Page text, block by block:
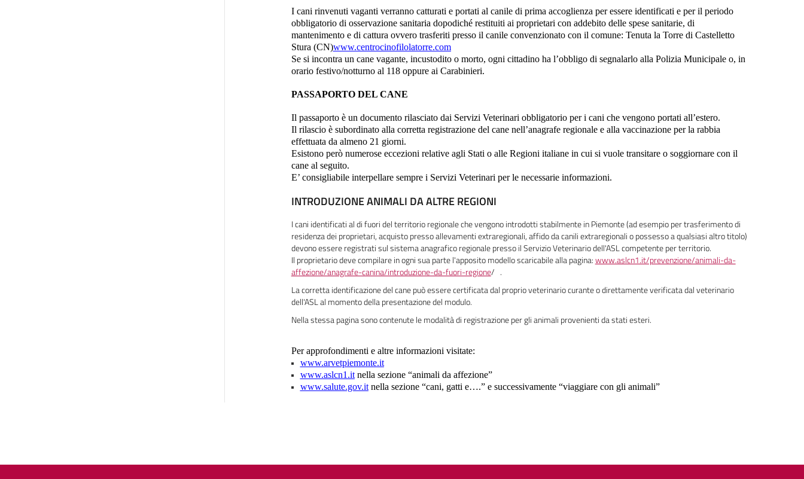
I cani rinvenuti vaganti verranno catturati e portati al canile di prima accoglienza per essere identificati e per il periodo
obbligatorio di osservazione sanitaria dopodiché restituiti ai proprietari con addebito delle spese sanitarie, di
mantenimento e di cattura ovvero trasferiti presso il canile convenzionato con il comune: Tenuta la Torre di Castelletto
Stura (CN)www.centrocinofilolatorre.com
Se si incontra un cane vagante, incustodito o morto, ogni cittadino ha l’obbligo di segnalarlo alla Polizia Municipale o, in
orario festivo/notturno al 118 oppure ai Carabinieri.
PASSAPORTO DEL CANE
Il passaporto è un documento rilasciato dai Servizi Veterinari obbligatorio per i cani che vengono portati all’estero.
Il rilascio è subordinato alla corretta registrazione del cane nell’anagrafe regionale e alla vaccinazione per la rabbia
effettuata da almeno 21 giorni.
Esistono però numerose eccezioni relative agli Stati o alle Regioni italiane in cui si vuole transitare o soggiornare con il
cane al seguito.
E’ consigliabile interpellare sempre i Servizi Veterinari per le necessarie informazioni.
INTRODUZIONE ANIMALI DA ALTRE REGIONI
I cani identificati al di fuori del territorio regionale che vengono introdotti stabilmente in Piemonte (ad esempio per trasferimento di
residenza dei proprietari, acquisto presso allevamenti extraregionali, affido da canili extraregionali o possesso a qualsiasi altro titolo)
devono essere registrati sul sistema anagrafico regionale presso il Servizio Veterinario dell'ASL competente per territorio.
Il proprietario deve compilare in ogni sua parte l'apposito modello scaricabile alla pagina:www.aslcn1.it/prevenzione/animali-da-
affezione/anagrafe-canina/introduzione-da-fuori-regione/ .
La corretta identificazione del cane può essere certificata dal proprio veterinario curante o direttamente verificata dal veterinario
dell'ASL al momento della presentazione del modulo.
Nella stessa pagina sono contenute le modalità di registrazione per gli animali provenienti da stati esteri.
Per approfondimenti e altre informazioni visitate:
www.arvetpiemonte.it
www.aslcn1.itnella sezione “animali da affezione”
www.salute.gov.itnella sezione “cani, gatti e….” e successivamente “viaggiare con gli animali”